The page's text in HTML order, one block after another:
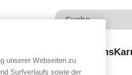
Wir über uns
unserer Webseiten zu
Surfverlaufs sowie der